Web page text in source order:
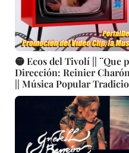
🟡 Ecos del Tivolí || ¨Que pena contigo¨ ||
Dirección: Reinier
|| Música Popular
SON || Videoclip || CUBA